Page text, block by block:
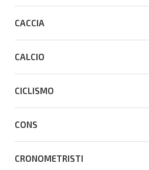
CACCIA
CALCIO
CICLISMO
CONS
CRONOMETRISTI